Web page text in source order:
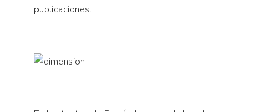
publicaciones.